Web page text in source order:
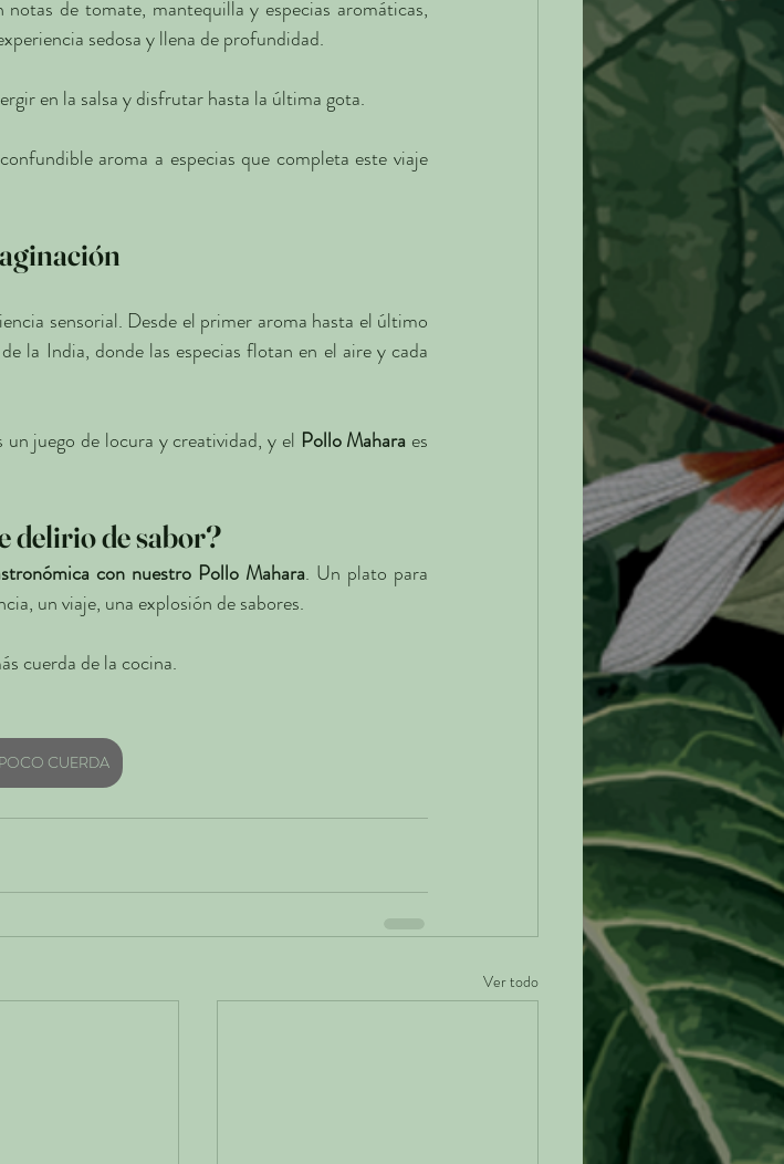
de tomate, mantequilla y especias aromáticas,
sedosa y llena de profundidad.
en la salsa y disfrutar hasta la última gota.
aroma a especias que completa este viaje
sensorial. Desde el primer aroma hasta el último
la India, donde las especias flotan en el aire y cada
juego de locura y creatividad, y el Pollo Mahara es
delirio de sabor?
con nuestro Pollo Mahara. Un plato para
un viaje, una explosión de sabores.
cuerda de la cocina.
CUERDA
Ver todo